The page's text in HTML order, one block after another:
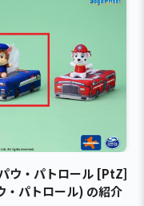
ウ・パトロール [PtZ]
・パトロール) の紹介